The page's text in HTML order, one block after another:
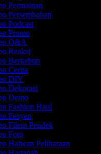
Permainan
Persembahan
Podcast
Promo
Q&A
Reaksi
Berkebun
Cerita
DIY
Dekorasi
Demo
Fashion Haul
Fesyen
Filem Pendek
Foto
Haiwan Peliharaan